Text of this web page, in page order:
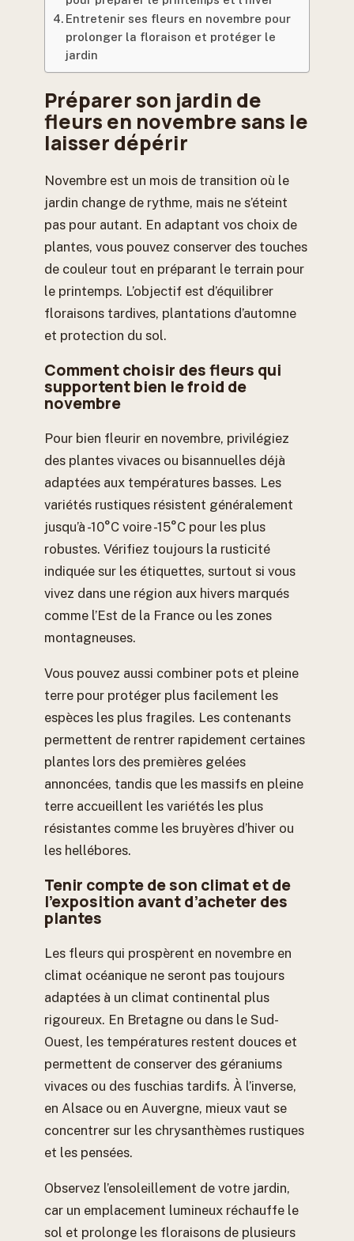
Entretenir ses fleurs en novembre pour
prolonger la floraison et protéger le
jardin
Préparer son jardin de
fleurs en novembre sans le
laisser dépérir
Novembre est un mois de transition où le
jardin change de rythme, mais ne s’éteint
pas pour autant. En adaptant vos choix de
plantes, vous pouvez conserver des touches
de couleur tout en préparant le terrain pour
le printemps. L’objectif est d’équilibrer
floraisons tardives, plantations d’automne
et protection du sol.
Comment choisir des fleurs qui
supportent bien le froid de
novembre
Pour bien fleurir en novembre, privilégiez
des plantes vivaces ou bisannuelles déjà
adaptées aux températures basses. Les
variétés rustiques résistent généralement
jusqu’à -10°C voire -15°C pour les plus
robustes. Vérifiez toujours la rusticité
indiquée sur les étiquettes, surtout si vous
vivez dans une région aux hivers marqués
comme l’Est de la France ou les zones
montagneuses.
Vous pouvez aussi combiner pots et pleine
terre pour protéger plus facilement les
espèces les plus fragiles. Les contenants
permettent de rentrer rapidement certaines
plantes lors des premières gelées
annoncées, tandis que les massifs en pleine
terre accueillent les variétés les plus
résistantes comme les bruyères d’hiver ou
les hellébores.
Tenir compte de son climat et de
l’exposition avant d’acheter des
plantes
Les fleurs qui prospèrent en novembre en
climat océanique ne seront pas toujours
adaptées à un climat continental plus
rigoureux. En Bretagne ou dans le Sud-
Ouest, les températures restent douces et
permettent de conserver des géraniums
vivaces ou des fuschias tardifs. À l’inverse,
en Alsace ou en Auvergne, mieux vaut se
concentrer sur les chrysanthèmes rustiques
et les pensées.
Observez l’ensoleillement de votre jardin,
car un emplacement lumineux réchauffe le
sol et prolonge les floraisons de plusieurs